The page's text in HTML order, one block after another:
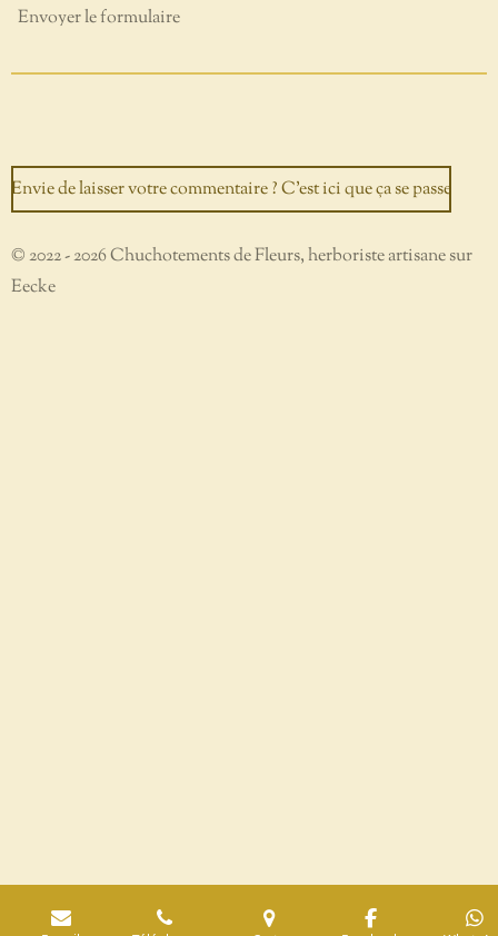
Envoyer le formulaire
Envie de laisser votre commentaire ? C'est ici que ça se passe
© 2022 - 2026 Chuchotements de Fleurs, herboriste artisane sur
Eecke